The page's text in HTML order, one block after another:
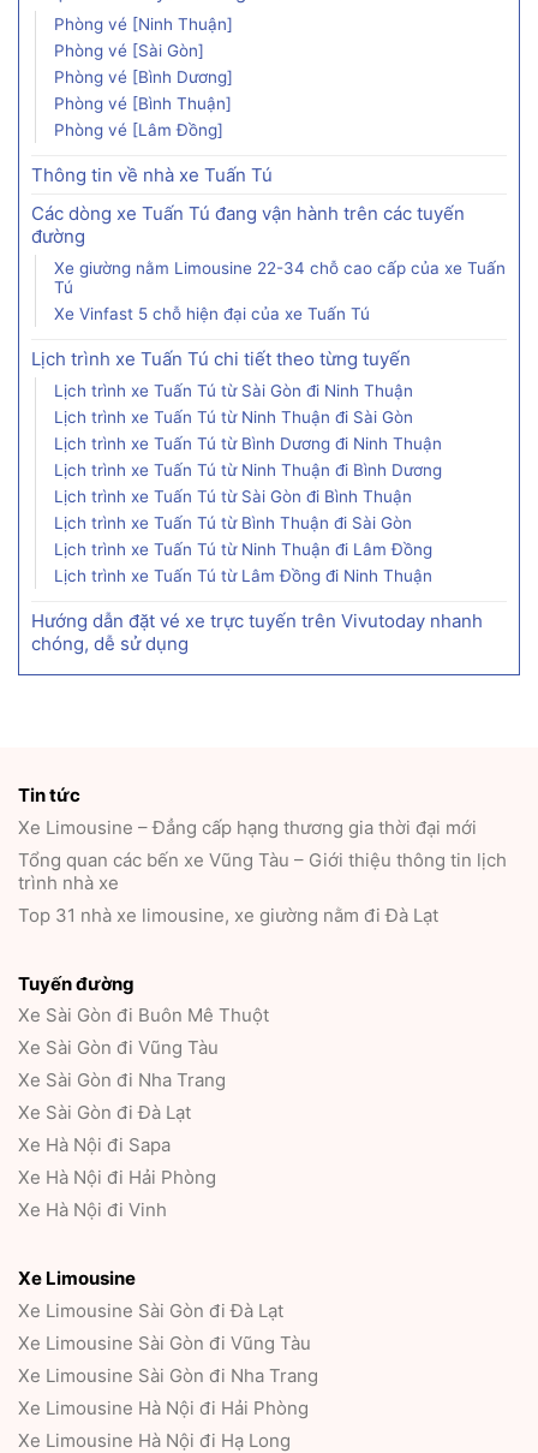
Phòng vé [Ninh Thuận]
Phòng vé [Sài Gòn]
Phòng vé [Bình Dương]
Phòng vé [Bình Thuận]
Phòng vé [Lâm Đồng]
Thông tin về nhà xe Tuấn Tú
Các dòng xe Tuấn Tú đang vận hành trên các tuyến
đường
Xe giường nằm Limousine 22-34 chỗ cao cấp của xe Tuấn
Tú
Xe Vinfast 5 chỗ hiện đại của xe Tuấn Tú
Lịch trình xe Tuấn Tú chi tiết theo từng tuyến
Lịch trình xe Tuấn Tú từ Sài Gòn đi Ninh Thuận
Lịch trình xe Tuấn Tú từ Ninh Thuận đi Sài Gòn
Lịch trình xe Tuấn Tú từ Bình Dương đi Ninh Thuận
Lịch trình xe Tuấn Tú từ Ninh Thuận đi Bình Dương
Lịch trình xe Tuấn Tú từ Sài Gòn đi Bình Thuận
Lịch trình xe Tuấn Tú từ Bình Thuận đi Sài Gòn
Lịch trình xe Tuấn Tú từ Ninh Thuận đi Lâm Đồng
Lịch trình xe Tuấn Tú từ Lâm Đồng đi Ninh Thuận
Hướng dẫn đặt vé xe trực tuyến trên Vivutoday nhanh
chóng, dễ sử dụng
Tin tức
Xe Limousine – Đẳng cấp hạng thương gia thời đại mới
Tổng quan các bến xe Vũng Tàu – Giới thiệu thông tin lịch
trình nhà xe
Top 31 nhà xe limousine, xe giường nằm đi Đà Lạt
Tuyến đường
Xe Sài Gòn đi Buôn Mê Thuột
Xe Sài Gòn đi Vũng Tàu
Xe Sài Gòn đi Nha Trang
Xe Sài Gòn đi Đà Lạt
Xe Hà Nội đi Sapa
Xe Hà Nội đi Hải Phòng
Xe Hà Nội đi Vinh
Xe Limousine
Xe Limousine Sài Gòn đi Đà Lạt
Xe Limousine Sài Gòn đi Vũng Tàu
Xe Limousine Sài Gòn đi Nha Trang
Xe Limousine Hà Nội đi Hải Phòng
Xe Limousine Hà Nội đi Hạ Long